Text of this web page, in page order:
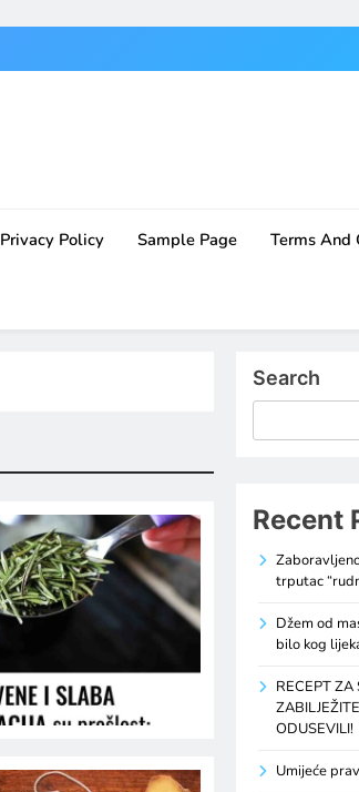
Privacy Policy Sample Page Terms And
Search
Recent
trputac
Džem od
bilo kog
RECEPT ZA
ODUSEVILI!
Umijeće